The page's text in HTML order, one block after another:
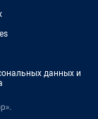
данных и